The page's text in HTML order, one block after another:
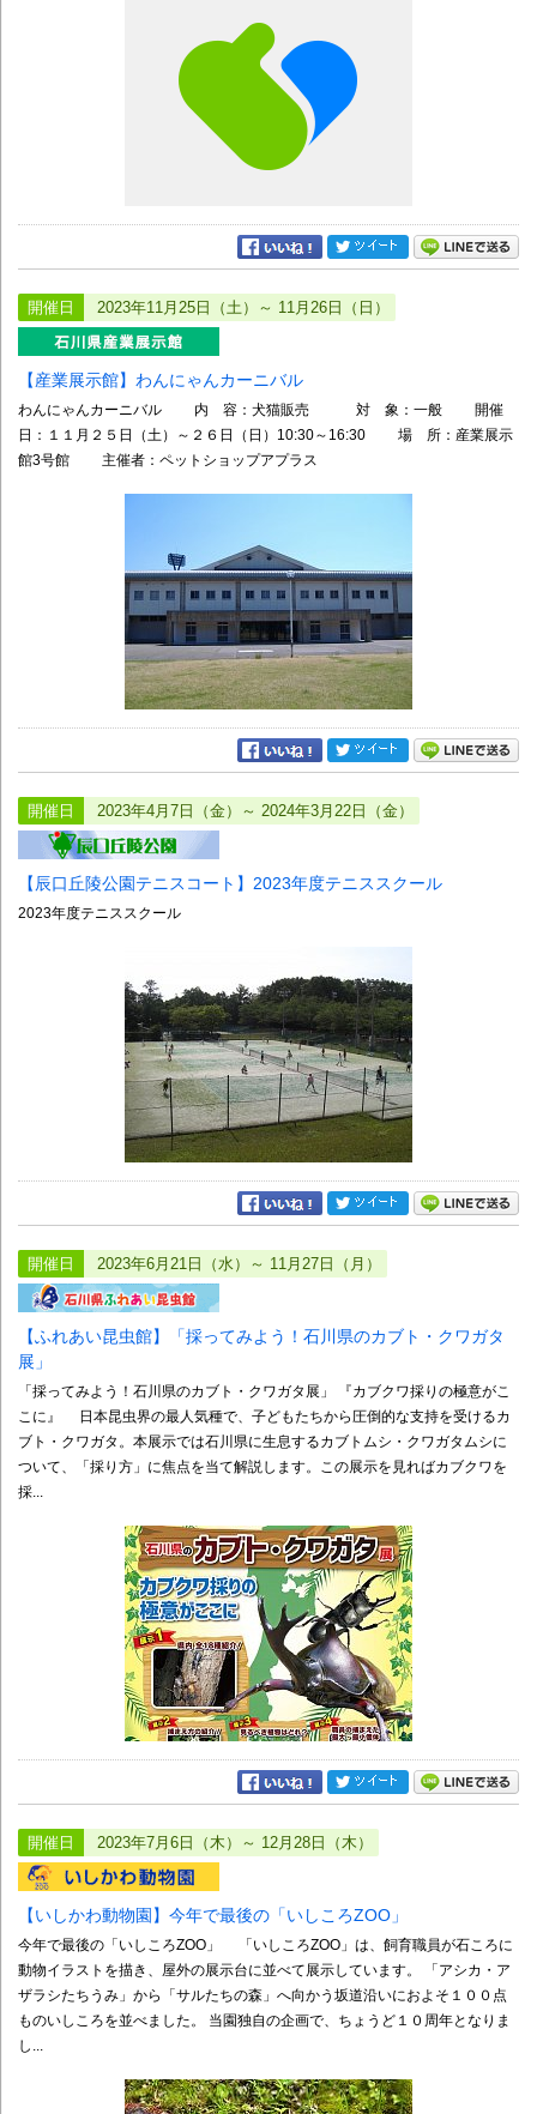
開催日 2023年11月25日（土）～ 11月26日（日）
【産業展示館】わんにゃんカーニバル
わんにゃんカーニバル 内 容：犬猫販売 対 象：一般 開催
日：１１月２５日（土）～２６日（日）10:30～16:30 場 所：産業展示
館3号館 主催者：ペットショップアプラス
開催日 2023年4月7日（金）～ 2024年3月22日（金）
【辰口丘陵公園テニスコート】2023年度テニススクール
2023年度テニススクール
開催日 2023年6月21日（水）～ 11月27日（月）
【ふれあい昆虫館】「採ってみよう！石川県のカブト・クワガタ
展」
「採ってみよう！石川県のカブト・クワガタ展」 『カブクワ採りの極意がこ
こに』 日本昆虫界の最人気種で、子どもたちから圧倒的な支持を受けるカ
ブト・クワガタ。本展示では石川県に生息するカブトムシ・クワガタムシに
ついて、「採り方」に焦点を当て解説します。この展示を見ればカブクワを
採...
開催日 2023年7月6日（木）～ 12月28日（木）
【いしかわ動物園】今年で最後の「いしころZOO」
今年で最後の「いしころZOO」 「いしころZOO」は、飼育職員が石ころに
動物イラストを描き、屋外の展示台に並べて展示しています。 「アシカ・ア
ザラシたちうみ」から「サルたちの森」へ向かう坂道沿いにおよそ１００点
ものいしころを並べました。 当園独自の企画で、ちょうど１０周年となりま
し...